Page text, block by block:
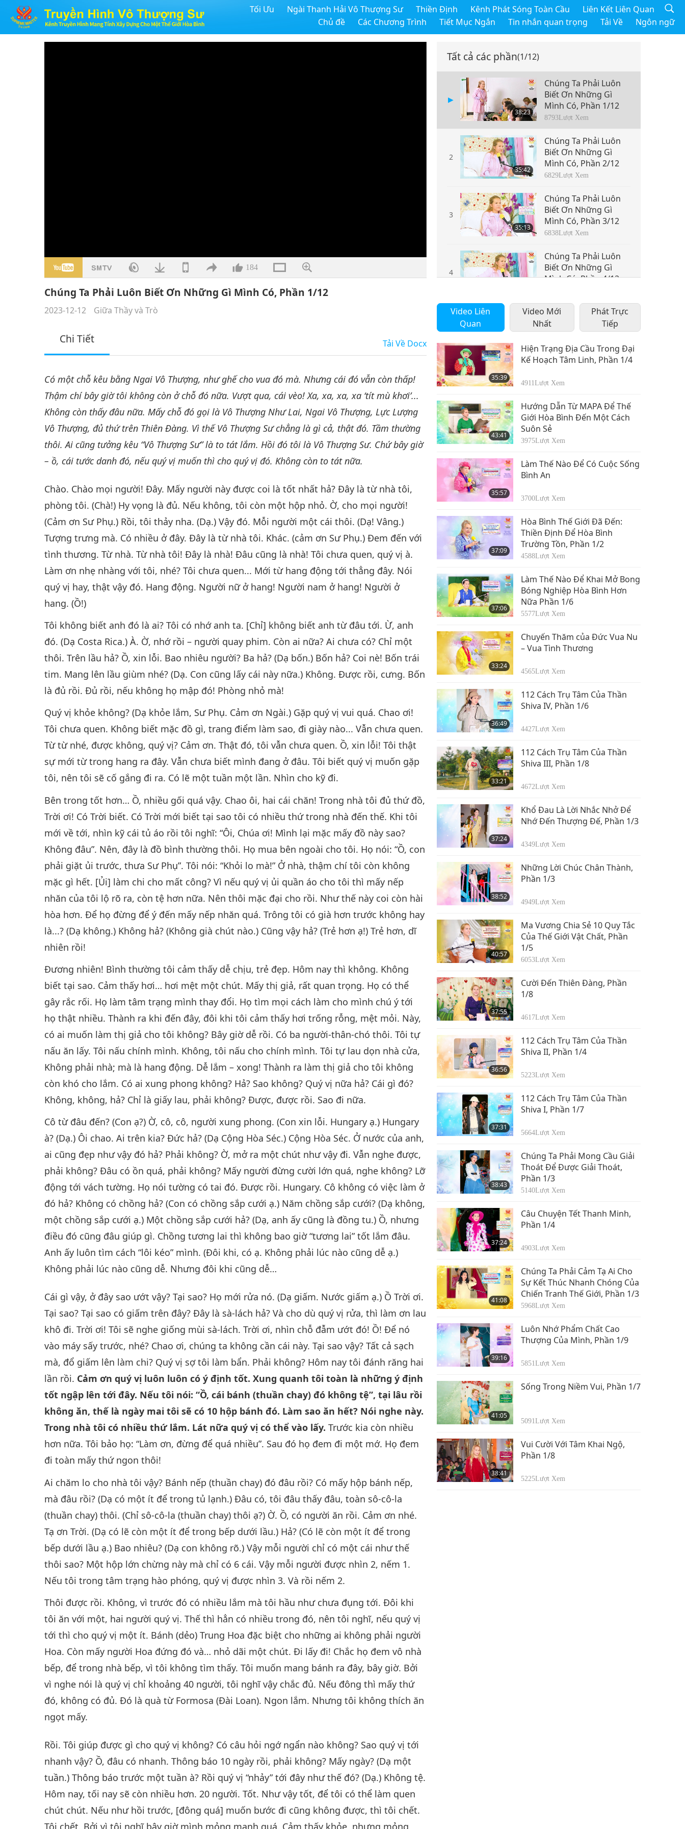
Tối Ưu Ngài Thanh Hải Vô Thượng Sư Thiền Định Kênh Phát Sóng Toàn Cầu
Liên Kết Liên Quan
Chủ đề
Các Chương Trình Tiết Mục Ngắn Tin nhắn quan trọng Tải Về Ngôn ngữ
184
Chúng Ta Phải Luôn Biết Ơn Những Gì Mình Có, Phần 1/12
2023-12-12 Giữa Thầy và Trò
Chi Tiết Tải Về Docx
Có một chỗ kêu bằng Ngai Vô Thượng, như ghế cho vua đó mà. Nhưng cái đó vẫn còn thấp!
Thậm chí bây giờ tôi không còn ở chỗ đó nữa. Vượt qua, cái vèo! Xa, xa, xa, xa ‘tít mù khơi’...
Không còn thấy đâu nữa. Mấy chỗ đó gọi là Vô Thượng Như Lai, Ngai Vô Thượng, Lực Lượng
Vô Thượng, đủ thứ trên Thiên Đàng. Vì thế Vô Thượng Sư chẳng là gì cả, thật đó. Tầm thường
thôi. Ai cũng tưởng kêu “Vô Thượng Sư” là to tát lắm. Hồi đó tôi là Vô Thượng Sư. Chứ bây giờ
– ồ, cái tước danh đó, nếu quý vị muốn thì cho quý vị đó. Không còn to tát nữa.
Chào. Chào mọi người! Đây. Mấy người này được coi là tốt nhất hả? Đây là từ nhà tôi,
phòng tôi. (Chà!) Hy vọng là đủ. Nếu không, tôi còn một hộp nhỏ. Ờ, cho mọi người!
(Cảm ơn Sư Phụ.) Rồi, tôi thảy nha. (Dạ.) Vậy đó. Mỗi người một cái thôi. (Dạ! Vâng.)
Tượng trưng mà. Có nhiều ở đây. Đây là từ nhà tôi. Khác. (cảm ơn Sư Phụ.) Đem đến với
tình thương. Từ nhà. Từ nhà tôi! Đây là nhà! Đâu cũng là nhà! Tôi chưa quen, quý vị à.
Làm ơn nhẹ nhàng với tôi, nhé? Tôi chưa quen... Mới từ hang động tới thẳng đây. Nói
quý vị hay, thật vậy đó. Hang động. Người nữ ở hang! Người nam ở hang! Người ở
hang. (Ồ!)
Tôi không biết anh đó là ai? Tôi có nhớ anh ta. [Chỉ] không biết anh từ đâu tới. Ừ, anh
đó. (Dạ Costa Rica.) À. Ờ, nhớ rồi – người quay phim. Còn ai nữa? Ai chưa có? Chỉ một
thôi. Trên lầu hả? Ồ, xin lỗi. Bao nhiêu người? Ba hả? (Dạ bốn.) Bốn hả? Coi nè! Bốn trái
tim. Mang lên lầu giùm nhé? (Dạ. Con cũng lấy cái này nữa.) Không. Được rồi, cưng. Bốn
là đủ rồi. Đủ rồi, nếu không họ mập đó! Phòng nhỏ mà!
Quý vị khỏe không? (Dạ khỏe lắm, Sư Phụ. Cảm ơn Ngài.) Gặp quý vị vui quá. Chao ơi!
Tôi chưa quen. Không biết mặc đồ gì, trang điểm làm sao, đi giày nào... Vẫn chưa quen.
Từ từ nhé, được không, quý vị? Cảm ơn. Thật đó, tôi vẫn chưa quen. Ồ, xin lỗi! Tôi thật
sự mới từ trong hang ra đây. Vẫn chưa biết mình đang ở đâu. Tôi biết quý vị muốn gặp
tôi, nên tôi sẽ cố gắng đi ra. Có lẽ một tuần một lần. Nhìn cho kỹ đi.
Bên trong tốt hơn… Ồ, nhiều gối quá vậy. Chao ôi, hai cái chăn! Trong nhà tôi đủ thứ đồ,
Trời ơi! Có Trời biết. Có Trời mới biết tại sao tôi có nhiều thứ trong nhà đến thế. Khi tôi
mới về tới, nhìn kỹ cái tủ áo rồi tôi nghĩ: “Ôi, Chúa ơi! Mình lại mặc mấy đồ này sao?
Không đâu”. Nên, đây là đồ bình thường thôi. Họ mua bên ngoài cho tôi. Họ nói: “Ồ, con
phải giặt ủi trước, thưa Sư Phụ”. Tôi nói: “Khỏi lo mà!” Ở nhà, thậm chí tôi còn không
mặc gì hết. [Ủi] làm chi cho mất công? Vì nếu quý vị ủi quần áo cho tôi thì mấy nếp
nhăn của tôi lộ rõ ra, còn tệ hơn nữa. Nên thôi mặc đại cho rồi. Như thế này coi còn hài
hòa hơn. Để họ đừng để ý đến mấy nếp nhăn quá. Trông tôi có già hơn trước không hay
là...? (Dạ không.) Không hả? (Không già chút nào.) Cũng vậy hả? (Trẻ hơn ạ!) Trẻ hơn, dĩ
nhiên rồi!
Đương nhiên! Bình thường tôi cảm thấy dễ chịu, trẻ đẹp. Hôm nay thì không. Không
biết tại sao. Cảm thấy hơi… hơi mệt một chút. Mấy thị giả, rất quan trọng. Họ có thể
gây rắc rối. Họ làm tâm trạng mình thay đổi. Họ tìm mọi cách làm cho mình chú ý tới
họ thật nhiều. Thành ra khi đến đây, đôi khi tôi cảm thấy hơi trống rỗng, mệt mỏi. Này,
có ai muốn làm thị giả cho tôi không? Bây giờ dễ rồi. Có ba người-thân-chó thôi. Tôi tự
nấu ăn lấy. Tôi nấu chính mình. Không, tôi nấu cho chính mình. Tôi tự lau dọn nhà cửa,
Không phải nhà; mà là hang động. Dễ lắm – xong! Thành ra làm thị giả cho tôi không
còn khó cho lắm. Có ai xung phong không? Hả? Sao không? Quý vị nữa hả? Cái gì đó?
Không, không, hả? Chỉ là giấy lau, phải không? Được, được rồi. Sao đi nữa.
Cô từ đâu đến? (Con ạ?) Ờ, cô, cô, người xung phong. (Con xin lỗi. Hungary ạ.) Hungary
à? (Dạ.) Ôi chao. Ai trên kia? Đức hả? (Dạ Cộng Hòa Séc.) Cộng Hòa Séc. Ở nước của anh,
ai cũng đẹp như vậy đó hả? Phải không? Ờ, mở ra một chút như vậy đi. Vẫn nghe được,
phải không? Đâu có ồn quá, phải không? Mấy người đừng cười lớn quá, nghe không? Lỡ
động tới vách tường. Họ nói tường có tai đó. Được rồi. Hungary. Cô không có việc làm ở
đó hả? Không có chồng hả? (Con có chồng sắp cưới ạ.) Năm chồng sắp cưới? (Dạ không,
một chồng sắp cưới ạ.) Một chồng sắp cưới hả? (Dạ, anh ấy cũng là đồng tu.) Ồ, nhưng
điều đó cũng đâu giúp gì. Chồng tương lai thì không bao giờ “tương lai” tốt lắm đâu.
Anh ấy luôn tìm cách “lôi kéo” mình. (Đôi khi, có ạ. Không phải lúc nào cũng dễ ạ.)
Không phải lúc nào cũng dễ. Nhưng đôi khi cũng dễ…
Cái gì vậy, ở đây sao ướt vậy? Tại sao? Họ mới rửa nó. (Dạ giấm. Nước giấm ạ.) Ồ Trời ơi.
Tại sao? Tại sao có giấm trên đây? Đây là sà-lách hả? Và cho dù quý vị rửa, thì làm ơn lau
khô đi. Trời ơi! Tôi sẽ nghe giống mùi sà-lách. Trời ơi, nhìn chỗ đẫm ướt đó! Ồ! Để nó
vào máy sấy trước, nhé? Chao ơi, chúng ta không cần cái này. Tại sao vậy? Tất cả sạch
mà, đổ giấm lên làm chi? Quý vị sợ tôi làm bẩn. Phải không? Hôm nay tôi đánh răng hai
lần rồi. Cảm ơn quý vị luôn luôn có ý định tốt. Xung quanh tôi toàn là những ý định
tốt ngập lên tới đây. Nếu tôi nói: “Ồ, cái bánh (thuần chay) đó không tệ”, tại lâu rồi
không ăn, thế là ngày mai tôi sẽ có 10 hộp bánh đó. Làm sao ăn hết? Nói nghe này.
Trong nhà tôi có nhiều thứ lắm. Lát nữa quý vị có thể vào lấy. Trước kia còn nhiều
hơn nữa. Tôi bảo họ: “Làm ơn, đừng để quá nhiều”. Sau đó họ đem đi một mớ. Họ đem
đi toàn mấy thứ ngon thôi!
Ai chăm lo cho nhà tôi vậy? Bánh nếp (thuần chay) đó đâu rồi? Có mấy hộp bánh nếp,
mà đâu rồi? (Dạ có một ít để trong tủ lạnh.) Đâu có, tôi đâu thấy đâu, toàn sô-cô-la
(thuần chay) thôi. (Chỉ sô-cô-la (thuần chay) thôi ạ?) Ờ. Ồ, có người ăn rồi. Cảm ơn nhé.
Tạ ơn Trời. (Dạ có lẽ còn một ít để trong bếp dưới lầu.) Hả? (Có lẽ còn một ít để trong
bếp dưới lầu ạ.) Bao nhiêu? (Dạ con không rõ.) Vậy mỗi người chỉ có một cái như thế
thôi sao? Một hộp lớn chừng này mà chỉ có 6 cái. Vậy mỗi người được nhìn 2, nếm 1.
Nếu tôi trong tâm trạng hào phóng, quý vị được nhìn 3. Và rồi nếm 2.
Thôi được rồi. Không, vì trước đó có nhiều lắm mà tôi hầu như chưa đụng tới. Đôi khi
tôi ăn với một, hai người quý vị. Thế thì hẳn có nhiều trong đó, nên tôi nghĩ, nếu quý vị
tới thì cho quý vị một ít. Bánh (dẻo) Trung Hoa đặc biệt cho những ai không phải người
Hoa. Còn mấy người Hoa đứng đó và… nhỏ dãi một chút. Đi lấy đi! Chắc họ đem vô nhà
bếp, để trong nhà bếp, vì tôi không tìm thấy. Tôi muốn mang bánh ra đây, bây giờ. Bởi
vì nghe nói là quý vị chỉ khoảng 40 người, tôi nghĩ vậy chắc đủ. Nếu đông thì mấy thứ
đó, không có đủ. Đó là quà từ Formosa (Đài Loan). Ngon lắm. Nhưng tôi không thích ăn
ngọt mấy.
Rồi. Tôi giúp được gì cho quý vị không? Có câu hỏi ngớ ngẩn nào không? Sao quý vị tới
nhanh vậy? Ồ, đâu có nhanh. Thông báo 10 ngày rồi, phải không? Mấy ngày? (Dạ một
tuần.) Thông báo trước một tuần à? Rồi quý vị “nhảy” tới đây như thế đó? (Dạ.) Không tệ.
Hôm nay, tối nay sẽ còn nhiều hơn. 20 người. Tốt. Như vậy tốt, để tôi có thể làm quen
chút chút. Nếu như hồi trước, [đông quá] muốn bước đi cũng không được, thì tôi chết.
Tôi chết. Bởi vì tôi nghĩ bây giờ mình mỏng manh quá. Cảm thấy khỏe, nhưng mỏng
Tất cả các phần(1/12)
38:23
Chúng Ta Phải Luôn
Biết Ơn Những Gì
Mình Có, Phần 1/12
8793Lượt Xem
2
35:42
Chúng Ta Phải Luôn
Biết Ơn Những Gì
Mình Có, Phần 2/12
6829Lượt Xem
3
35:13
Chúng Ta Phải Luôn
Biết Ơn Những Gì
Mình Có, Phần 3/12
6838Lượt Xem
4
Chúng Ta Phải Luôn
Biết Ơn Những Gì
Mình Có, Phần 4/12
5
Chúng Ta Phải Luôn
Biết Ơn Những Gì
7114Lượt Xem
6
Biết Ơn Những Gì
6211Lượt Xem
7
Chúng Ta Phải Luôn
Biết Ơn Những Gì
6185Lượt Xem
8
Biết Ơn Những Gì
6325Lượt Xem
9
Chúng Ta Phải Luôn
Biết Ơn Những Gì
6186Lượt Xem
10
Chúng Ta Phải Luôn
Biết Ơn Những Gì
5885Lượt Xem
11
Biết Ơn Những Gì
6607Lượt Xem
12
Biết Ơn Những Gì
5967Lượt Xem
Video Liên
Quan
Video Mới
Nhất
Phát Trực
Tiếp
35:39
Hiện Trạng Địa Cầu Trong Đại
Kế Hoạch Tâm Linh, Phần 1/4
4911Lượt Xem
43:41
Hướng Dẫn Từ MAPA Để Thế
Giới Hòa Bình Đến Một Cách
Suôn Sẻ
3975Lượt Xem
35:57
Làm Thế Nào Để Có Cuộc Sống
Bình An
3700Lượt Xem
37:09
Hòa Bình Thế Giới Đã Đến:
Thiền Định Để Hòa Bình
Trường Tồn, Phần 1/2
4588Lượt Xem
37:06
Làm Thế Nào Để Khai Mở Bong
Bóng Nghiệp Hòa Bình Hơn
Nữa Phần 1/6
5577Lượt Xem
33:24
Chuyến Thăm của Đức Vua Nu
– Vua Tình Thương
4565Lượt Xem
36:49
112 Cách Trụ Tâm Của Thần
Shiva IV, Phần 1/6
4427Lượt Xem
33:21
112 Cách Trụ Tâm Của Thần
Shiva III, Phần 1/8
4672Lượt Xem
37:24
Khổ Đau Là Lời Nhắc Nhở Để
Nhớ Đến Thượng Đế, Phần 1/3
4349Lượt Xem
38:52
Những Lời Chúc Chân Thành,
Phần 1/3
4949Lượt Xem
40:57
Ma Vương Chia Sẻ 10 Quy Tắc
Của Thế Giới Vật Chất, Phần
1/5
6053Lượt Xem
37:55
Cười Đến Thiên Đàng, Phần
1/8
4617Lượt Xem
36:56
112 Cách Trụ Tâm Của Thần
Shiva II, Phần 1/4
5223Lượt Xem
37:31
112 Cách Trụ Tâm Của Thần
Shiva I, Phần 1/7
5664Lượt Xem
38:43
Chúng Ta Phải Mong Cầu Giải
Thoát Để Được Giải Thoát,
Phần 1/3
5140Lượt Xem
37:24
Câu Chuyện Tết Thanh Minh,
Phần 1/4
4903Lượt Xem
41:08
Chúng Ta Phải Cảm Tạ Ai Cho
Sự Kết Thúc Nhanh Chóng Của
Chiến Tranh Thế Giới, Phần 1/3
5968Lượt Xem
39:16
Luôn Nhớ Phẩm Chất Cao
Thượng Của Mình, Phần 1/9
5851Lượt Xem
41:05
Sống Trong Niềm Vui, Phần 1/7
5091Lượt Xem
38:41
Vui Cười Với Tâm Khai Ngộ,
Phần 1/8
5225Lượt Xem